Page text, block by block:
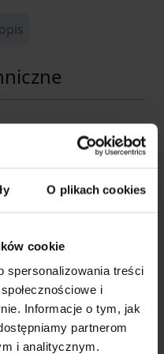
O plikach cookies
cookie
spersonalizowania treści
i
Informacje o tym, jak
partnerom
i analitycznym.
TEC
Handels GmbH
Niemcy